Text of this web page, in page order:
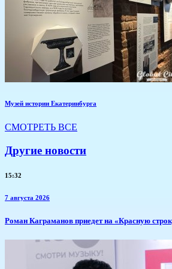
Музей истории Екатеринбурга
СМОТРЕТЬ ВСЕ
Другие новости
15:32
7 августа 2026
​Роман Каграманов приедет на «Красную